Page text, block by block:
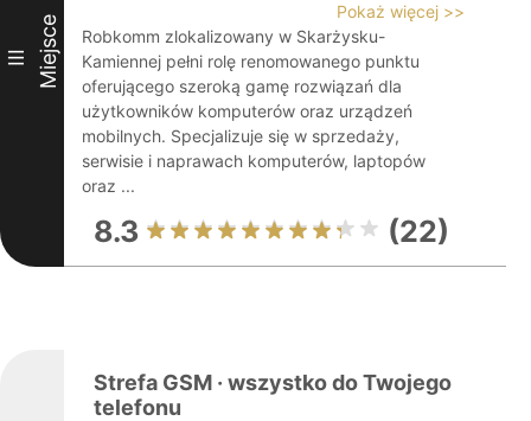
III Miejsce
Pokaż więcej >>
Robkomm zlokalizowany w Skarżysku-
Kamiennej pełni rolę renomowanego punktu
oferującego szeroką gamę rozwiązań dla
użytkowników komputerów oraz urządzeń
mobilnych. Specjalizuje się w sprzedaży,
serwisie i naprawach komputerów, laptopów
oraz ...
8.3 (22)
Strefa GSM · wszystko do Twojego
telefonu